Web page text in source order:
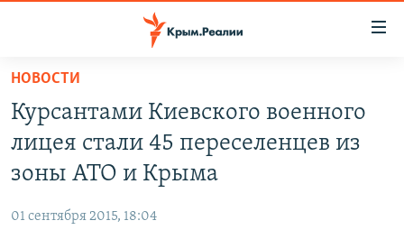
Вернуться
основному
содержанию
главной
навигации
СПЕЦПРОЕКТЫ
11 ЛЕТ ОККУПАЦИИ КРЫМА. 11 ИСТОРИЙ СОПРОТИВЛЕНИЯ
ЕЩЕ
НОВОСТИ
Курсантами Киевского военного
лицея стали 45 переселенцев из
зоны АТО и Крыма
01 сентября 2015, 18:04